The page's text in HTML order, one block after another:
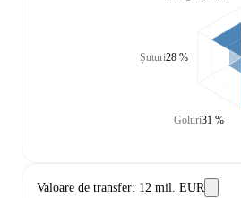
Șuturi28 %
Goluri31 %
Valoare de transfer: 12 mil. EUR